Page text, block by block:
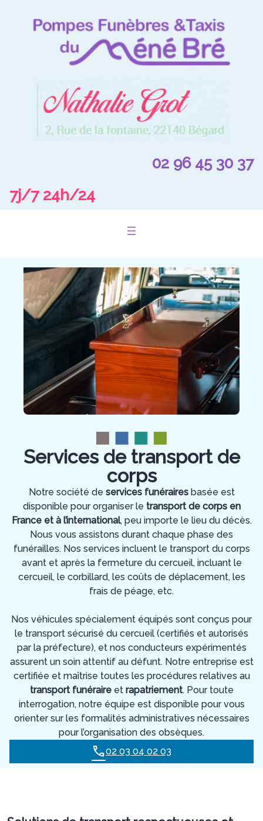
contenu
02 96 45 30 37
7j/7 24h/24
Services de transport de
corps
Notre société de services funérairesbasée est
disponible pour organiser le transport de corps en
France et à l’international, peu importe le lieu du décès.
Nous vous assistons durant chaque phase des
funérailles. Nos services incluent le transport du corps
avant et après la fermeture du cercueil, incluant le
cercueil, le corbillard, les coûts de déplacement, les
frais de péage, etc.
Nos véhicules spécialement équipés sont conçus pour
le transport sécurisé du cercueil (certifiés et autorisés
par la préfecture), et nos conducteurs expérimentés
assurent un soin attentif au défunt. Notre entreprise est
certifiée et maîtrise toutes les procédures relatives au
transport funéraireet rapatriement. Pour toute
interrogation, notre équipe est disponible pour vous
orienter sur les formalités administratives nécessaires
pour l’organisation des obsèques.
02 03 04 02 03